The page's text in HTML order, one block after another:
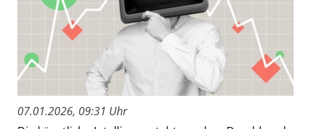
07.01.2026, 09:31 Uhr